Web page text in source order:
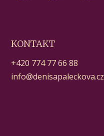
KONTAKT
+420 774 77 66 88
info@denisapaleckova.cz